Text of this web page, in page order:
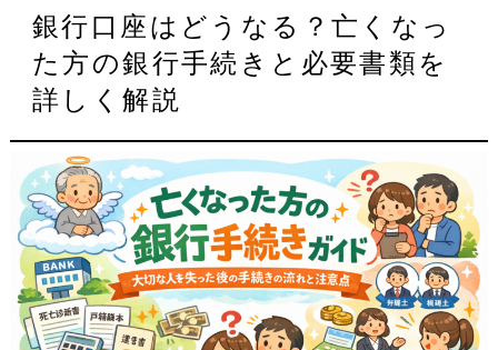
銀行口座はどうなる？亡くなっ
た方の銀行手続きと必要書類を
詳しく解説